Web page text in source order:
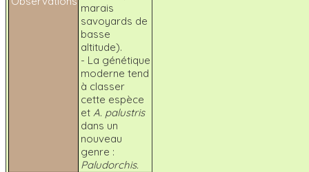
marais
savoyards de
basse
altitude).
- La génétique
moderne tend
à classer
cette espèce
et A. palustris
dans un
nouveau
genre :
Paludorchis.